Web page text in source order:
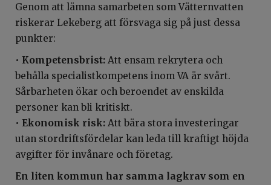
Genom att lämna samarbeten som Vätternvatten
riskerar Lekeberg att försvaga sig på just dessa
punkter:
• Kompetensbrist: Att ensam rekrytera och
behålla specialistkompetens inom VA är svårt.
Sårbarheten ökar och beroendet av enskilda
personer kan bli kritiskt.
• Ekonomisk risk: Att bära stora investeringar
utan stordriftsfördelar kan leda till kraftigt höjda
avgifter för invånare och företag.
En liten kommun har samma lagkrav som en